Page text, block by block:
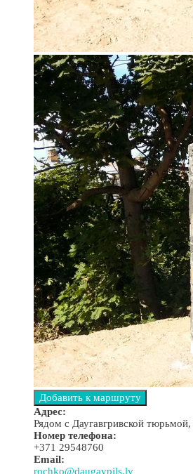
Адрес:
Рядом с Даугавгривской тюрьмой,
Номер телефона:
+371 29548760
Email:
rochko@daugavpils.lv